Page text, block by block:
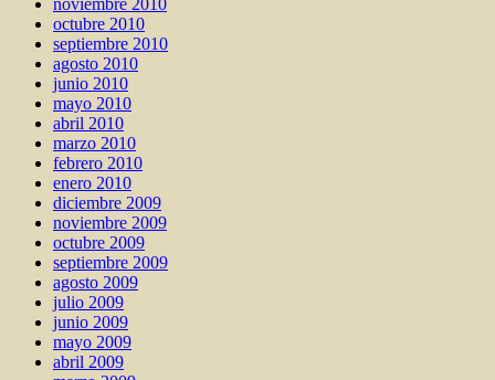
noviembre 2010
octubre 2010
septiembre 2010
agosto 2010
junio 2010
mayo 2010
abril 2010
marzo 2010
febrero 2010
enero 2010
diciembre 2009
noviembre 2009
octubre 2009
septiembre 2009
agosto 2009
julio 2009
junio 2009
mayo 2009
abril 2009